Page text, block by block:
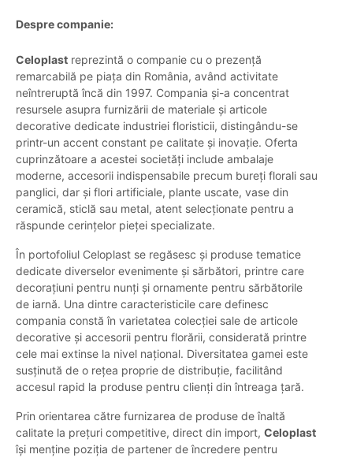
Despre companie:
Celoplast reprezintă o companie cu o prezență
remarcabilă pe piața din România, având activitate
neîntreruptă încă din 1997. Compania și-a concentrat
resursele asupra furnizării de materiale și articole
decorative dedicate industriei floristicii, distingându-se
printr-un accent constant pe calitate și inovație. Oferta
cuprinzătoare a acestei societăți include ambalaje
moderne, accesorii indispensabile precum bureți florali sau
panglici, dar și flori artificiale, plante uscate, vase din
ceramică, sticlă sau metal, atent selecționate pentru a
răspunde cerințelor pieței specializate.
În portofoliul Celoplast se regăsesc și produse tematice
dedicate diverselor evenimente și sărbători, printre care
decorațiuni pentru nunți și ornamente pentru sărbătorile
de iarnă. Una dintre caracteristicile care definesc
compania constă în varietatea colecției sale de articole
decorative și accesorii pentru florării, considerată printre
cele mai extinse la nivel național. Diversitatea gamei este
susținută de o rețea proprie de distribuție, facilitând
accesul rapid la produse pentru clienți din întreaga țară.
Prin orientarea către furnizarea de produse de înaltă
calitate la prețuri competitive, direct din import, Celoplast
își menține poziția de partener de încredere pentru